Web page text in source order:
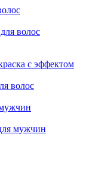
волос
с эффектом
волос
мужчин